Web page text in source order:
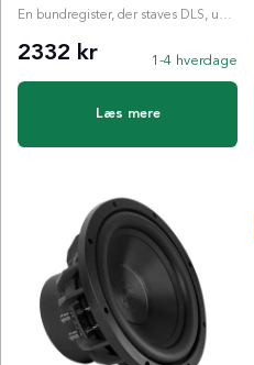
En bundregister, der staves DLS, uden gigantisk kasse. CRSB-18UB er kompakt, smart tilsluttet og l...
2332 kr 1-4 hverdage
Læs mere